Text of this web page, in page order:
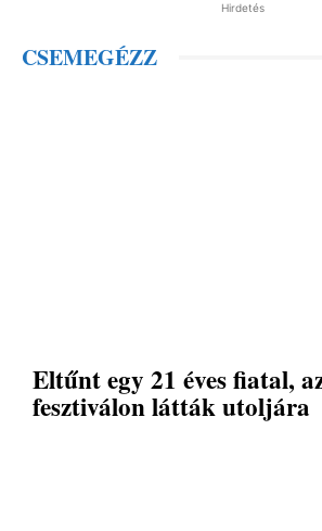
Hirdetés
CSEMEGÉZZ
Eltűnt egy 21 éves fiatal,
fesztiválon látták utoljára